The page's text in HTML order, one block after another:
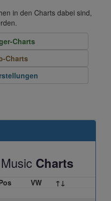
in den Charts dabei sind,
Charts
Charts
Charts
VW ↑↓